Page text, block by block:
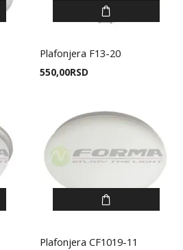
Plafonjera F13-20
550,00RSD
Plafonjera CF1019-11